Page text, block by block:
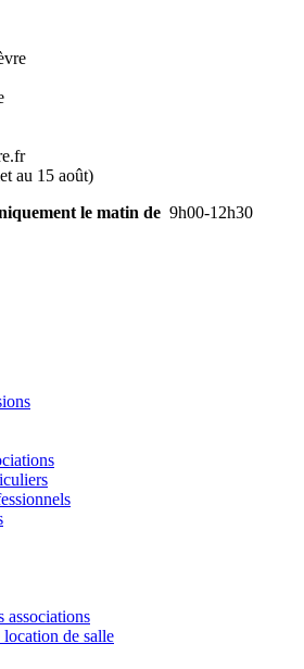
au 15 août)
le matin de 9h00-12h30
associations
de salle